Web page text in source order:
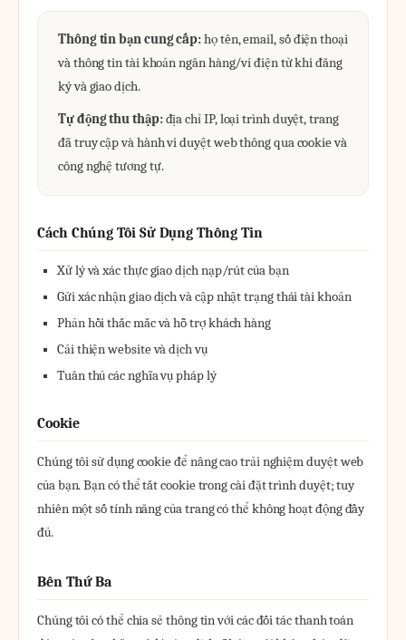
Thông tin bạn cung cấp:họ tên, email, số điện thoại
và thông tin tài khoản ngân hàng/ví điện tử khi đăng
ký và giao dịch.
Tự động thu thập:địa chỉ IP, loại trình duyệt, trang
đã truy cập và hành vi duyệt web thông qua cookie và
công nghệ tương tự.
Cách Chúng Tôi Sử Dụng Thông Tin
Xử lý và xác thực giao dịch nạp/rút của bạn
Gửi xác nhận giao dịch và cập nhật trạng thái tài khoản
Phản hồi thắc mắc và hỗ trợ khách hàng
Cải thiện website và dịch vụ
Tuân thủ các nghĩa vụ pháp lý
Cookie
Chúng tôi sử dụng cookie để nâng cao trải nghiệm duyệt web
của bạn. Bạn có thể tắt cookie trong cài đặt trình duyệt; tuy
nhiên một số tính năng của trang có thể không hoạt động đầy
đủ.
Bên Thứ Ba
Chúng tôi có thể chia sẻ thông tin với các đối tác thanh toán